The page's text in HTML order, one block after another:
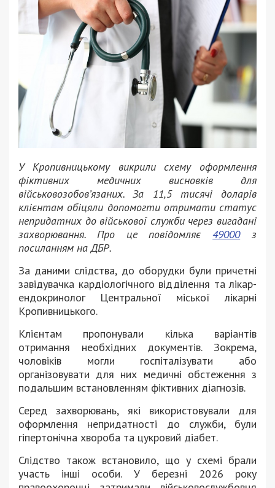
У Кропивницькому викрили схему оформлення
фіктивних медичних висновків для
військовозобов’язаних. За 11,5 тисячі доларів
клієнтам обіцяли допомогти отримати статус
непридатних до військової служби через вигадані
захворювання. Про це повідомляє49000з
посиланням на ДБР.
За даними слідства, до оборудки були причетні
завідувачка кардіологічного відділення та лікар-
ендокринолог Центральної міської лікарні
Кропивницького.
Клієнтам пропонували кілька варіантів
отримання необхідних документів. Зокрема,
чоловіків могли госпіталізувати або
організовувати для них медичні обстеження з
подальшим встановленням фіктивних діагнозів.
Серед захворювань, які використовували для
оформлення непридатності до служби, були
гіпертонічна хвороба та цукровий діабет.
Слідство також встановило, що у схемі брали
участь інші особи. У березні 2026 року